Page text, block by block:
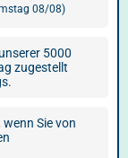
08/08)
5000
zugestellt
Sie von